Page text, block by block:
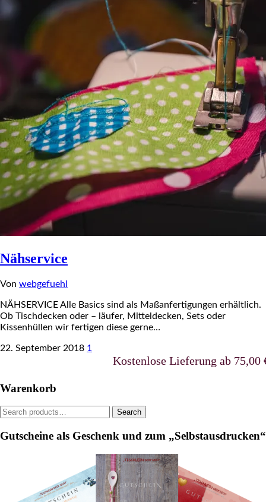
Nähservice
Von webgefuehl
NÄHSERVICE Alle Basics sind als Maßanfertigungen erhältlich.
Ob Tischdecken oder – läufer, Mitteldecken, Sets oder
Kissenhüllen wir fertigen diese gerne…
22. September 2018 1
Kostenlose Lieferung ab 75,00 €uro
Warenkorb
Search
Search
Gutscheine als Geschenk und zum „Selbstausdrucken“